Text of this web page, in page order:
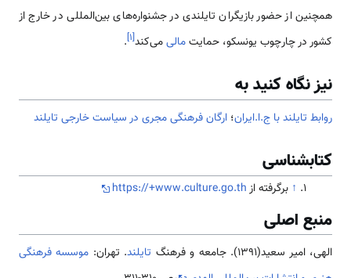
همچنین از حضور بازیگران تایلندی در جشنواره‌های بین‌المللی در خارج از
کشور در چارچوب یونسکو، حمایتمالیمی‌کند[۱]
.
نیز نگاه کنید به
روابط تایلند با ج.ا.ایران؛ ارگان فرهنگی مجری در سیاست خارجی تایلند
کتابشناسی
↑ برگرفته ازhttps://+www.culture.go.th
منبع اصلی
الهی، امیر سعید(1391). جامعه و فرهنگ تایلند. تهران: موسسه فرهنگی